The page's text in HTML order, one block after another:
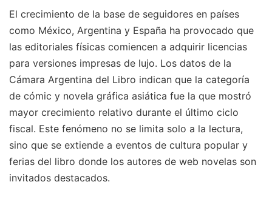
El crecimiento de la base de seguidores en países
como México, Argentina y España ha provocado que
las editoriales físicas comiencen a adquirir licencias
para versiones impresas de lujo. Los datos de la
Cámara Argentina del Libro indican que la categoría
de cómic y novela gráfica asiática fue la que mostró
mayor crecimiento relativo durante el último ciclo
fiscal. Este fenómeno no se limita solo a la lectura,
sino que se extiende a eventos de cultura popular y
ferias del libro donde los autores de web novelas son
invitados destacados.